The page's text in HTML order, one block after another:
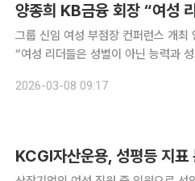
양종희 KB금융 회장 “여성
그룹 신임 여성 부점장 컨퍼런스 개최 양종희 KB금융 회장이 그룹 신임 여성 부점장 컨퍼런스에서
“여성 리더들은 성별이 아닌 능력과
가운데 ‘그룹 신임 여성 부점장 컨퍼
2026-03-08 09:17
KCGI자산운용, 성평등 지